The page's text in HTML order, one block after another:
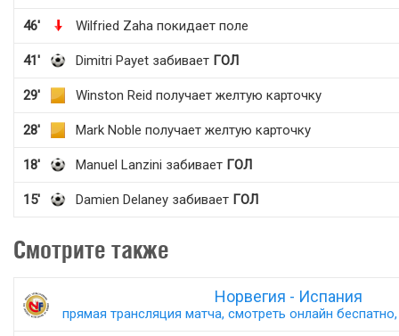
46' Wilfried Zaha покидает поле
41' Dimitri Payet забивает ГОЛ
29' Winston Reid получает желтую карточку
28' Mark Noble получает желтую карточку
18' Manuel Lanzini забивает ГОЛ
15' Damien Delaney забивает ГОЛ
Смотрите также
Норвегия - Испания
прямая трансляция матча, смотреть онлайн